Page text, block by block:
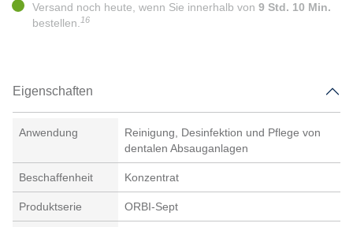
Versand noch heute, wenn Sie innerhalb von 9 Std. 10 Min.
bestellen. 16
Eigenschaften
Anwendung
Reinigung, Desinfektion und Pflege von
dentalen Absauganlagen
Beschaffenheit Konzentrat
Produktserie ORBI-Sept